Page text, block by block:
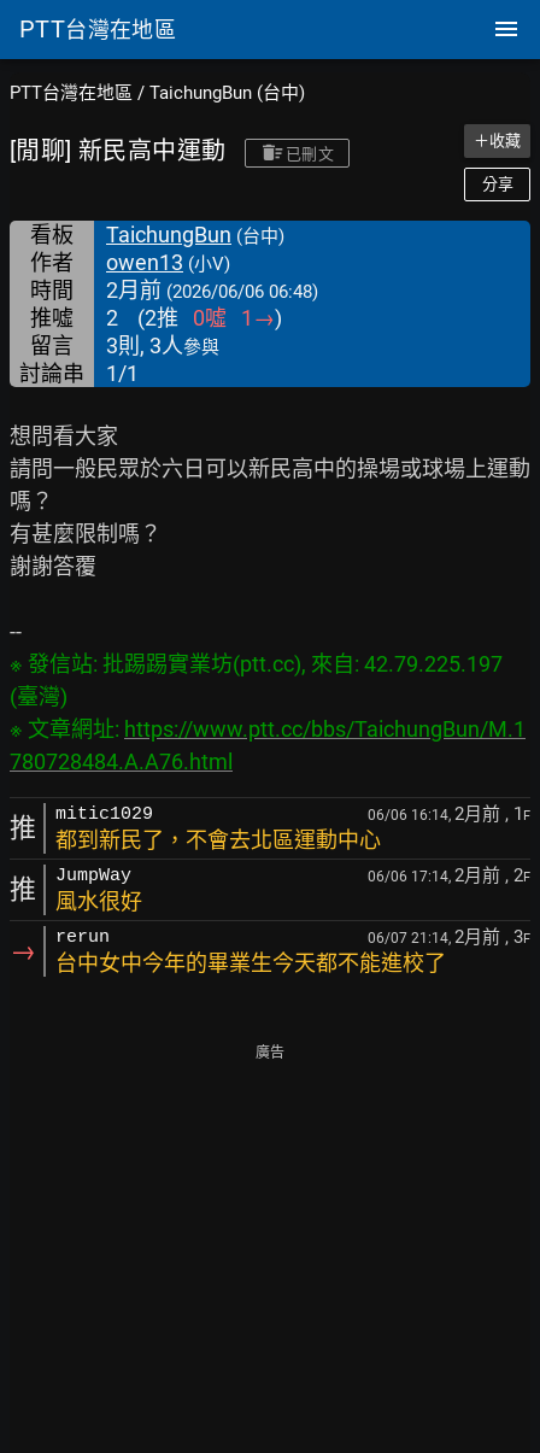
PTT台灣在地區
PTT台灣在地區 / TaichungBun (台中)
[閒聊] 新民高中運動 已刪文
＋收藏
分享
看板 TaichungBun (台中)
作者 owen13 (小V)
時間 2月前 (2026/06/06 06:48)
推噓 2 (2推 0噓 1 →)
留言
3則, 3人參與
討論串 1/1
想問看大家
請問一般民眾於六日可以新民高中的操場或球場上運動
嗎？
有甚麼限制嗎？
謝謝答覆
※ 發信站: 批踢踢實業坊(ptt.cc), 來自: 42.79.225.197
(臺灣)
※ 文章網址: https://www.ptt.cc/bbs/TaichungBun/M.1
780728484.A.A76.html
推 mitic1029 06/06 16:14, 2月前 , 1 F
都到新民了，不會去北區運動中心
推 JumpWay 06/06 17:14, 2月前 , 2F
風水很好
→ rerun 06/07 21:14, 2月前 , 3F
台中女中今年的畢業生今天都不能進校了
廣告